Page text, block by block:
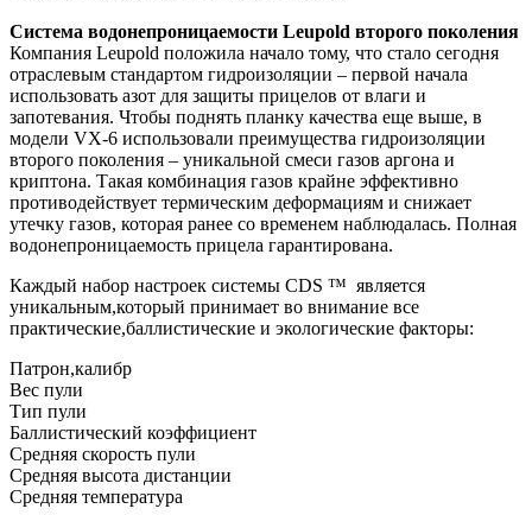
Система водонепроницаемости Leupold второго поколения
Компания Leupold положила начало тому, что стало сегодня
отраслевым стандартом гидроизоляции – первой начала
использовать азот для защиты прицелов от влаги и
запотевания. Чтобы поднять планку качества еще выше, в
модели VX-6 использовали преимущества гидроизоляции
второго поколения – уникальной смеси газов аргона и
криптона. Такая комбинация газов крайне эффективно
противодействует термическим деформациям и снижает
утечку газов, которая ранее со временем наблюдалась. Полная
водонепроницаемость прицела гарантирована.
Каждый набор настроек системы CDS ™ является
уникальным,который принимает во внимание все
практические,баллистические и экологические факторы:
Патрон,калибр
Вес пули
Тип пули
Баллистический коэффициент
Средняя скорость пули
Средняя высота дистанции
Средняя температура